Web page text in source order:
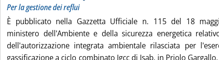
Per la gestione dei reflui
È pubblicato nella Gazzetta Ufficiale n. 115 del 18
ministero dell'Ambiente e della sicurezza energetica
dell'autorizzazione integrata ambientale rilasciata per
gassificazione a ciclo combinato Igcc di Isab, in Priolo